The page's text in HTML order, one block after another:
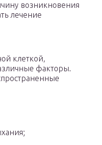
возникновения
лечение
клеткой,
факторы.